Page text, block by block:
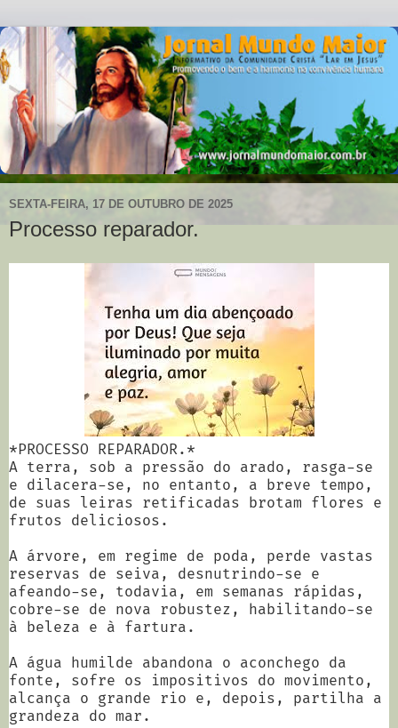
SEXTA-FEIRA, 17 DE OUTUBRO DE 2025
Processo reparador.
*PROCESSO REPARADOR.*
A terra, sob a pressão do arado, rasga-se
e dilacera-se, no entanto, a breve tempo,
de suas leiras retificadas brotam flores e
frutos deliciosos.
A árvore, em regime de poda, perde vastas
reservas de seiva, desnutrindo-se e
afeando-se, todavia, em semanas rápidas,
cobre-se de nova robustez, habilitando-se
à beleza e à fartura.
A água humilde abandona o aconchego da
fonte, sofre os impositivos do movimento,
alcança o grande rio e, depois, partilha a
grandeza do mar.